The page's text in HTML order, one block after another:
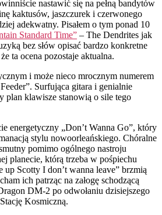
nastawić się na pełną bandytów
kaktusów, jaszczurek i czerwonego
adekwatny. Pisałem o tym ponad 10
Standard Time” – The Dendrites jak
bez słów opisać bardzo konkretne
ta ocena pozostaje aktualna.
i może nieco mrocznym numerem
Surfująca gitara i genialnie
plan klawisze stanowią o sile tego
energetyczny „Don’t Wanna Go”, który
stylu nowoorleańskiego. Chóralne
pomimo ogólnego nastroju
planecie, którą trzeba w pośpiechu
up Scotty I don’t wanna leave” brzmią
ich patrząc na załogę schodzącą
DM-2 po odwołaniu dzisiejszego
Kosmiczną.